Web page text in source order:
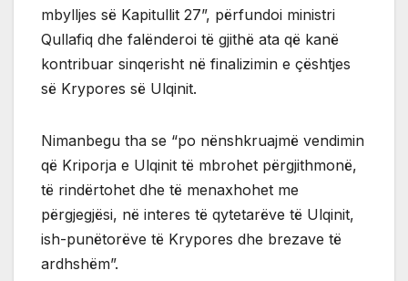
mbylljes së Kapitullit 27”, përfundoi ministri
Qullafiq dhe falënderoi të gjithë ata që kanë
kontribuar sinqerisht në finalizimin e çështjes
së Krypores së Ulqinit.
Nimanbegu tha se “po nënshkruajmë vendimin
që Kriporja e Ulqinit të mbrohet përgjithmonë,
të rindërtohet dhe të menaxhohet me
përgjegjësi, në interes të qytetarëve të Ulqinit,
ish-punëtorëve të Krypores dhe brezave të
ardhshëm”.